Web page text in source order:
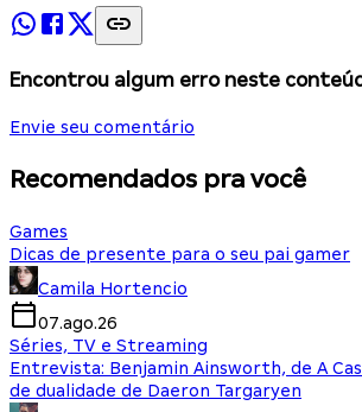
Encontrou algum erro neste
Envie seu comentário
Recomendados pra você
Games
Dicas de presente para o seu pai gamer
Camila Hortencio
07.ago.26
Séries, TV e Streaming
Entrevista: Benjamin Ainsworth, de A
de dualidade de Daeron Targaryen